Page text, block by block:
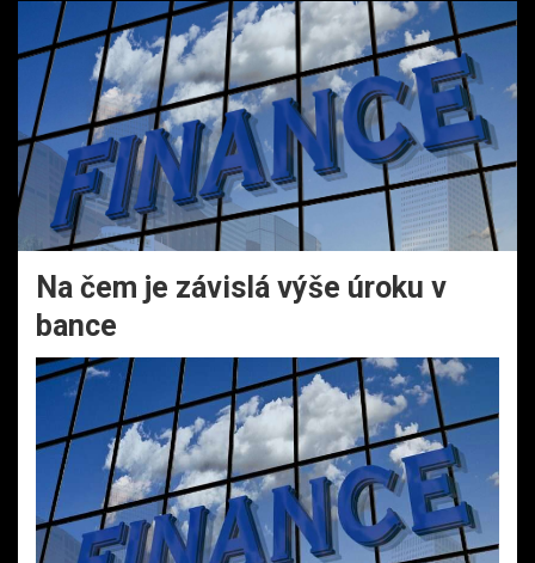
Na čem je závislá výše úroku v
bance